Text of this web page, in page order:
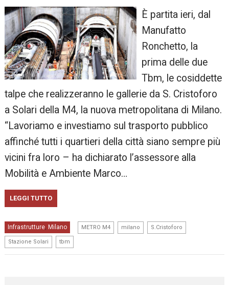
È partita ieri, dal
Manufatto
Ronchetto, la
prima delle due
Tbm, le cosiddette
talpe che realizzeranno le gallerie da S. Cristoforo
a Solari della M4, la nuova metropolitana di Milano.
“Lavoriamo e investiamo sul trasporto pubblico
affinché tutti i quartieri della città siano sempre più
vicini fra loro – ha dichiarato l’assessore alla
Mobilità e Ambiente Marco…
LEGGI TUTTO
Infrastrutture, Milano METRO M4 milano S.Cristoforo
Stazione Solari tbm